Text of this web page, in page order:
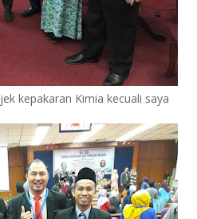
kepakaran Kimia kecuali saya